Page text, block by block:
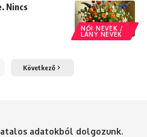
NŐI NEVEK /
LÁNY NEVEK
Nincs
Következő
adatokból dolgozunk.